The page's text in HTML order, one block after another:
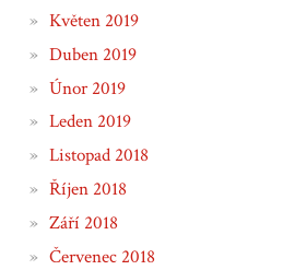
Květen 2019
Duben 2019
Únor 2019
Leden 2019
Listopad 2018
Říjen 2018
Září 2018
Červenec 2018